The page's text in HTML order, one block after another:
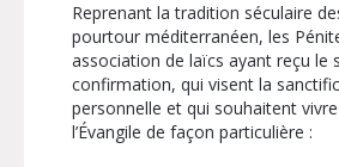
Reprenant la tradition séculaire
pourtour méditerranéen, les
association de laïcs ayant reçu le
confirmation, qui visent la
personnelle et qui souhaitent
l’Évangile de façon particulière :